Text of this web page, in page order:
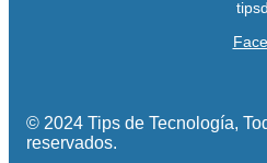
© 2024 Tips de Tecnología,
reservados.